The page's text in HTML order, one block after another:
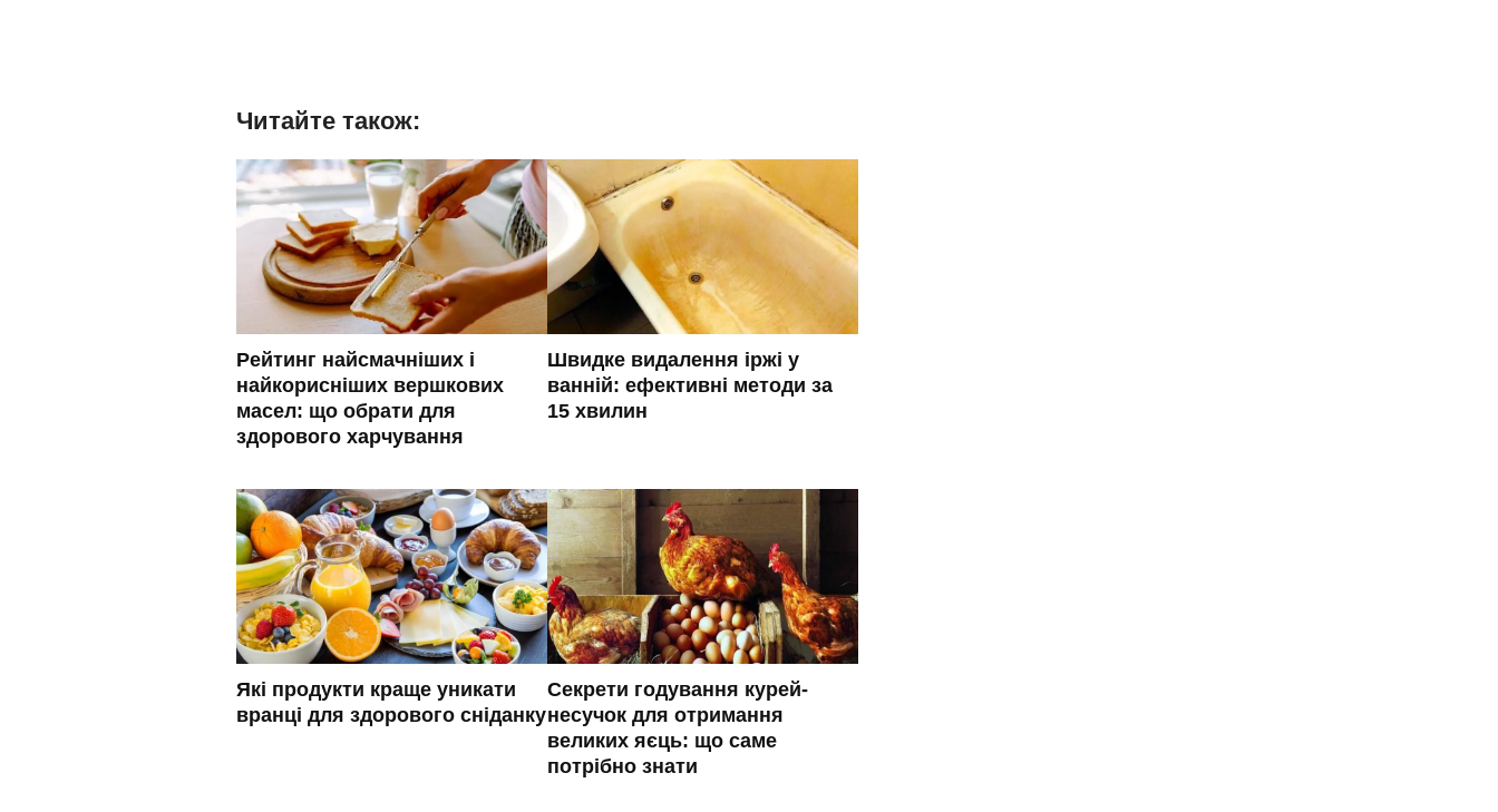
Читайте також:
Рейтинг найсмачніших і
найкорисніших вершкових
масел: що обрати для
здорового харчування
Швидке видалення іржі у
ванній: ефективні методи за
15 хвилин
Які продукти краще уникати
вранці для здорового сніданку
Секрети годування курей-
несучок для отримання
великих яєць: що саме
потрібно знати